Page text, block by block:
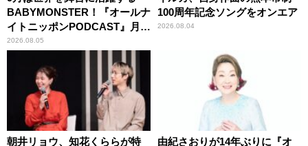
BABYMONSTER！『オールナ
イトニッポンPODCAST』月替
わりパーソナリティ
2026.08.05
100周年記念ソングをオンエア
2026.08.04
朝井リョウ、知花くららが特
由紀さおりが14年ぶりに『オ